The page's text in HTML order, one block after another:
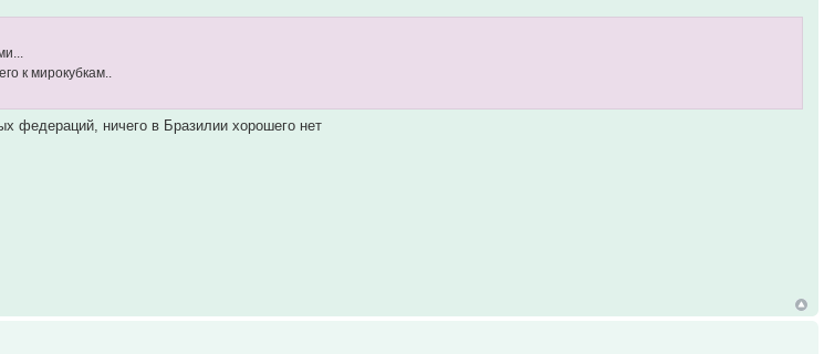
к мирокубкам..
федераций, ничего в Бразилии хорошего нет